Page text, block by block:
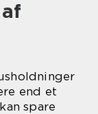
end et
spare